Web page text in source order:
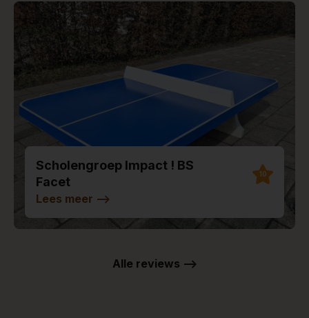
Scholengroep Impact ! BS
Facet
10
Lees meer -->
Alle reviews -->